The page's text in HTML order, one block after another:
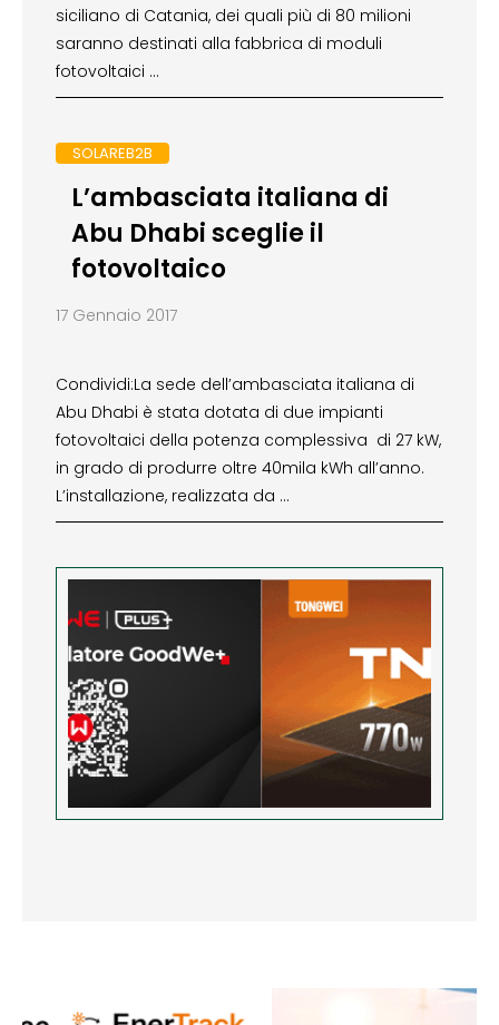
siciliano di Catania, dei quali più di 80 milioni
saranno destinati alla fabbrica di moduli
fotovoltaici …
SOLAREB2B
L’ambasciata italiana di
Abu Dhabi sceglie il
fotovoltaico
17 Gennaio 2017
Condividi:La sede dell’ambasciata italiana di
Abu Dhabi è stata dotata di due impianti
fotovoltaici della potenza complessiva di 27 kW,
in grado di produrre oltre 40mila kWh all’anno.
L’installazione, realizzata da …